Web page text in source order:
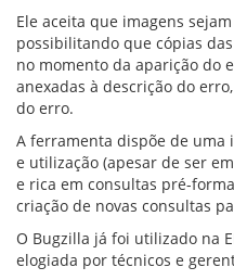
Ele aceita que imagens
possibilitando que cópias
no momento da aparição do
anexadas à descrição do
do erro.
A ferramenta dispõe de
e utilização (apesar de ser
e rica em consultas pré-
criação de novas consultas
O Bugzilla já foi utilizado na
elogiada por técnicos e